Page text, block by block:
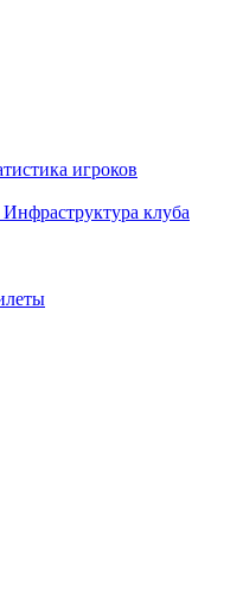
игроков
Инфраструктура клуба